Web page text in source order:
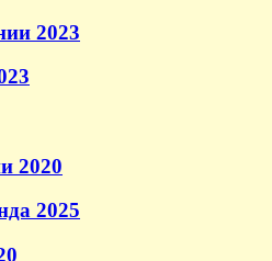
2023
2020
2025